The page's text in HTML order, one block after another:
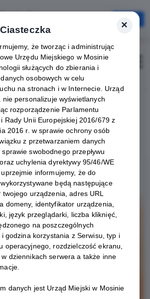
zawsze pod ręką
Otwórz
Zaloguj
teatru Ten Drugi o niebanalnym tytule „Wszyscy
×
że tworząc i administrując
Urzędu Miejskiego w Mosinie
służących do zbierania i
osobowych w celu
na stronach i w Internecie. Urząd
nie personalizuje wyświetlanych
rozporządzenie Parlamentu
Rady Unii Europejskiej 2016/679 z
2016 r. w sprawie ochrony osób
z przetwarzaniem danych
swobodnego przepływu
uchylenia dyrektywy 95/46/WE
uprzejmie informujemy, że do
będą następujące
urządzenia, adres URL
domeny, identyfikator urządzenia,
język przeglądarki, liczba kliknięć,
na poszczególnych
godzina korzystania z Serwisu, typ i
operacyjnego, rozdzielczość ekranu,
dziennikach serwera a także inne
danych jest Urząd Miejski w Mosinie